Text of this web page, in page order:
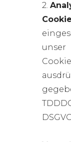
2.
unser